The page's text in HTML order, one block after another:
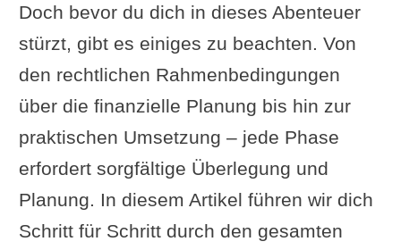
Doch bevor du dich in dieses Abenteuer
stürzt, gibt es einiges zu beachten. Von
den rechtlichen Rahmenbedingungen
über die finanzielle Planung bis hin zur
praktischen Umsetzung – jede Phase
erfordert sorgfältige Überlegung und
Planung. In diesem Artikel führen wir dich
Schritt für Schritt durch den gesamten